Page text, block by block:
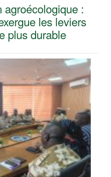
agroécologique :
les leviers
plus durable